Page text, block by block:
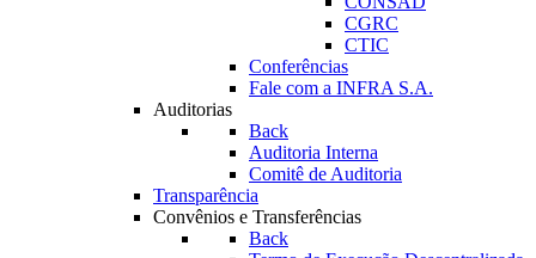
CGRC
CTIC
Conferências
Fale com a INFRA S.A.
Auditorias
Back
Auditoria Interna
Comitê de Auditoria
Transparência
Convênios e Transferências
Back